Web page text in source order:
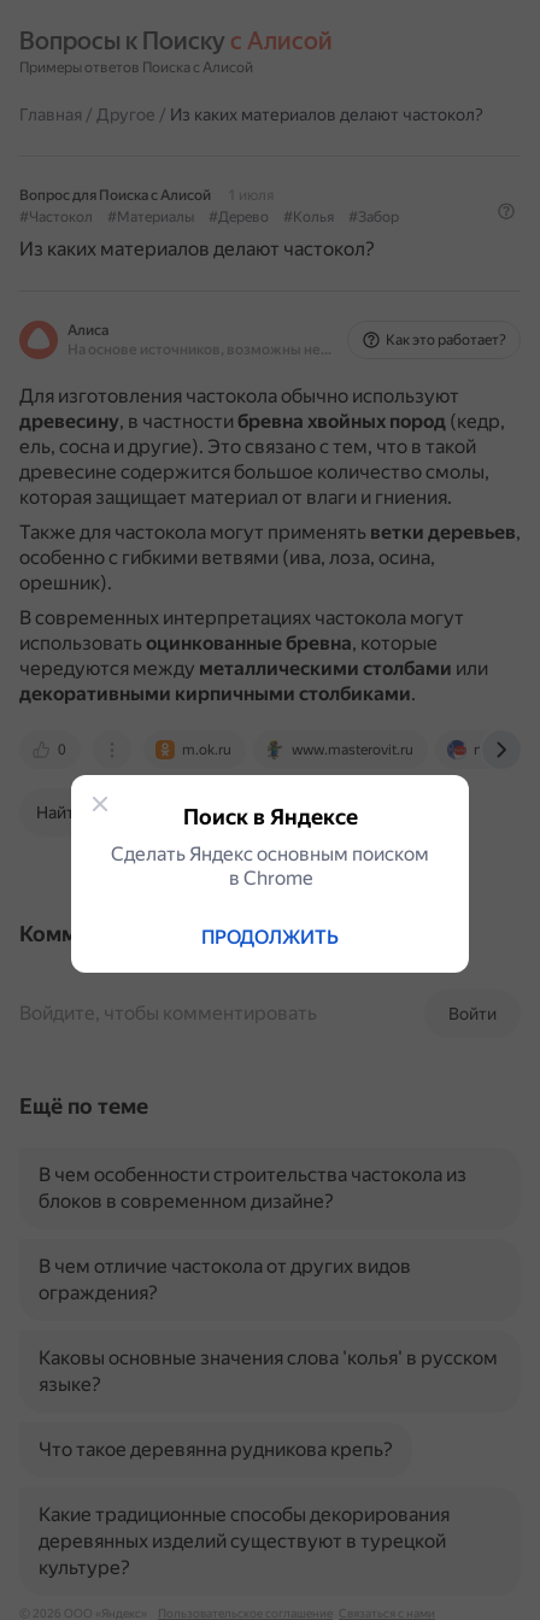
Вопросы к Поиску с Алисой
Примеры ответов Поиска с Алисой
Главная / Другое / Из каких материалов делают частокол?
Вопрос для Поиска с Алисой
1 июля
#Частокол
#Материалы #Дерево #Колья #Забор
Из каких материалов делают частокол?
Алиса
На основе источников, возможны неточности
Как это работает?
Для изготовления частокола обычно используют
древесину, в частности бревна хвойных пород (кедр,
ель, сосна и другие). Это связано с тем, что в такой
древесине содержится большое количество смолы,
которая защищает материал от влаги и гниения.
Также для частокола могут применять ветки деревьев,
особенно с гибкими ветвями (ива, лоза, осина,
орешник).
В современных интерпретациях частокола могут
использовать оцинкованные бревна, которые
чередуются между металлическими столбами или
декоративными кирпичными столбиками.
0 m.ok.ru www.masterovit.ru nv.kz
Найти в Поиске
Комментарии
Войти
Войдите, чтобы комментировать
Ещё по теме
В чем особенности строительства частокола из
блоков в современном дизайне?
В чем отличие частокола от других видов
ограждения?
Каковы основные значения слова 'колья' в русском
языке?
Что такое деревянна рудникова крепь?
Какие традиционные способы декорирования
деревянных изделий существуют в турецкой
культуре?
© 2026 ООО «Яндекс» Пользовательское соглашение Связаться с нами
Поиск в Яндексе
Сделать Яндекс основным поиском
в Сhrome
ПРОДОЛЖИТЬ